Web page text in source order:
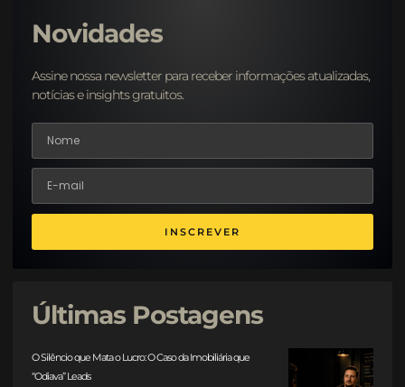
Novidades
Assine nossa newsletter para receber informações atualizadas,
notícias e insights gratuitos.
INSCREVER
Últimas Postagens
O Silêncio que Mata o Lucro: O Caso da Imobiliária que
“Odiava” Leads